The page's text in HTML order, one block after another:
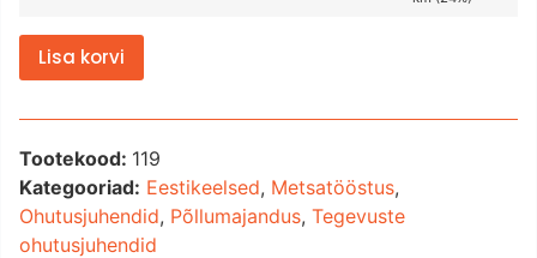
Lisa korvi
Tootekood: 119
Kategooriad: Eestikeelsed, Metsatööstus,
Ohutusjuhendid, Põllumajandus, Tegevuste
ohutusjuhendid